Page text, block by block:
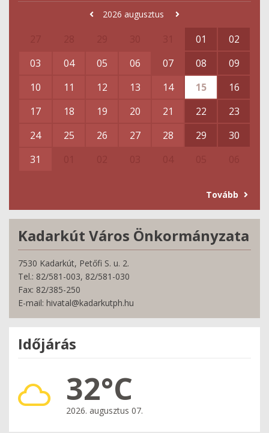
2026 augusztus
01
02
03
04 05 06 07 08
09
10
11 12 13 14 15
16
17
18 19 20 21 22
23
24
25 26 27 28 29
30
31
Tovább
Kadarkút Város Önkormányzata
7530 Kadarkút, Petőfi S. u. 2.
Tel.: 82/581-003, 82/581-030
Fax: 82/385-250
E-mail: hivatal@kadarkutph.hu
Időjárás
32°C
2026. augusztus 07.